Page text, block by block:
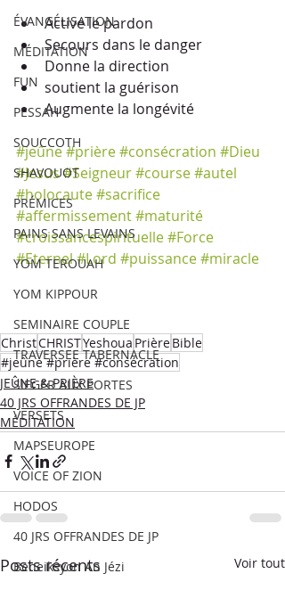
ÉVANGÉLISATION
MÉDITATION
FUN
PESSAH
SOUCCOTH
SHAVOUOT
PRÉMICES
PAINS SANS LEVAINS
YOM TEROUAH
YOM KIPPOUR
SEMINAIRE COUPLE
TRAVERSEE TABERNACLE
SIEGER AUX PORTES
VERSETS
MAPSEUROPE
VOICE OF ZION
HODOS
40 JRS OFFRANDES DE JP
Beneiksyon An Jézi
Active le pardon
Secours dans le danger
Donne la direction
soutient la guérison
Augmente la longévité
#jeûne#prière#consécration #Dieu
#Jesus#Seigneur#course#autel
#holocaute#sacrifice
#affermissement#maturité
#croissancespirituelle#Force
#Eternel#Lord #puissance#miracle
ChristCHRISTYeshoua PrièreBible
#jeûne #prière #consécration
JEÛNE & PRIÈRE
40 JRS OFFRANDES DE JP
MÉDITATION
Posts récents Voir tout